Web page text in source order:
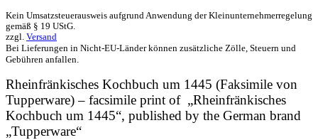
Kein Umsatzsteuerausweis aufgrund Anwendung der Kleinunternehmerregelung
gemäß § 19 UStG.
zzgl. Versand
Bei Lieferungen in Nicht-EU-Länder können zusätzliche Zölle, Steuern und
Gebühren anfallen.
Rheinfränkisches Kochbuch um 1445 (Faksimile von
Tupperware) – facsimile print of „Rheinfränkisches
Kochbuch um 1445“, published by the German brand
„Tupperware“